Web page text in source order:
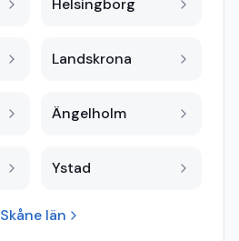
Helsingborg
Landskrona
Ängelholm
Ystad
Skåne län